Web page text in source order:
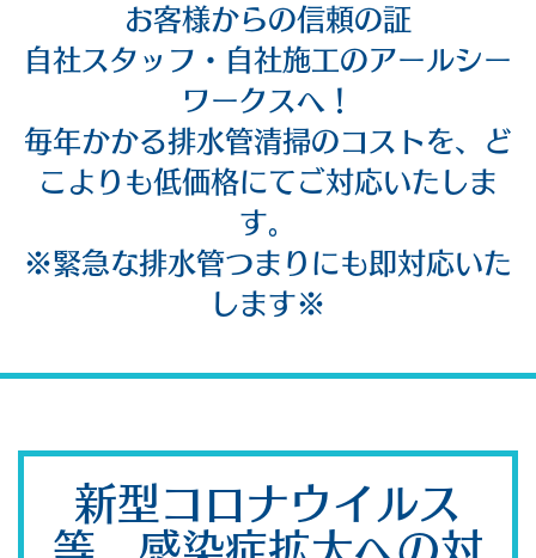
お客様からの信頼の証
自社スタッフ・自社施工のアールシー
ワークスへ！
毎年かかる排水管清掃のコストを、ど
こよりも低価格にてご対応いたしま
す。
※緊急な排水管つまりにも即対応いた
します※
新型コロナウイルス